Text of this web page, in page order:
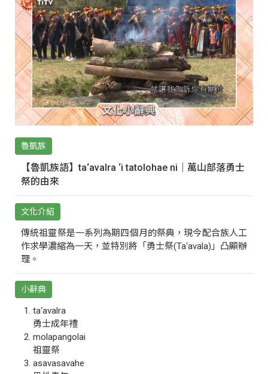
魯凱族
【魯凱族語】ta‘avalra ‘i tatolohae ni｜萬山部落勇士
祭的由來
文化介紹
傳統祖靈祭是一系列為期四個月的祭典，現今配合族人工
作求學濃縮為一天，並特別將「勇士祭(Ta‘avala)」凸顯辦
理。
小辭典
ta‘avalra
勇士成年禮
molapangolai
祖靈祭
asavasavahe